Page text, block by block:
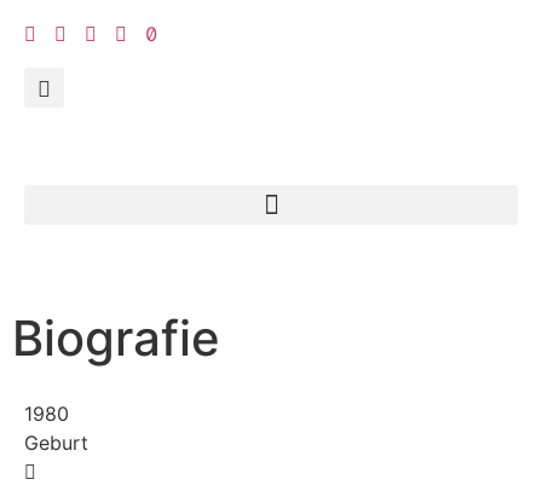
Biografie
1980
Geburt